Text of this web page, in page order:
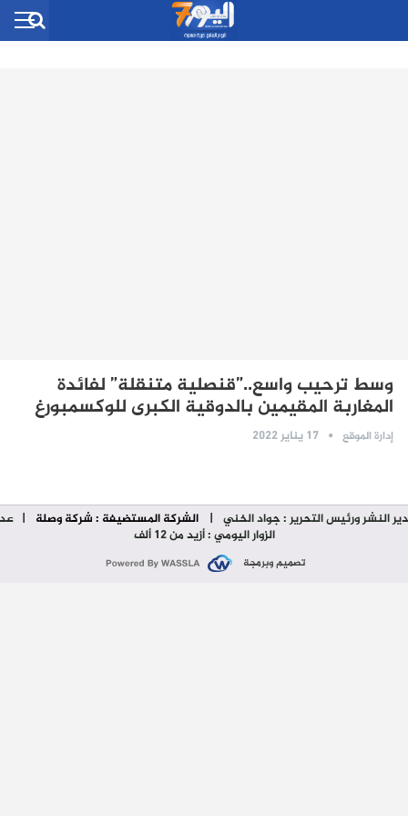
وسط ترحيب واسع..”قنصلية متنقلة” لفائدة
المغاربة المقيمين بالدوقية الكبرى للوكسمبورغ
إدارة الموقع 17 يناير 2022
النشر ورئيس التحرير : جواد الخني | الشركة المستضيفة : شركة وصلة |
الزوار اليومي : أزيد من 12 ألف
تصميم وبرمجة